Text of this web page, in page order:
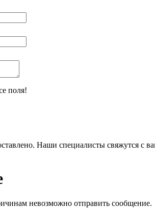
поля!
Наши специалисты свяжутся с
невозможно отправить сообщение.